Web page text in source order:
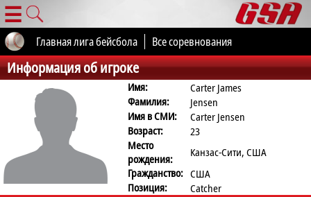
☰
Главная лига бейсбола Все соревнования
Информация об игроке
Имя:
Carter James
Фамилия:
Jensen
Имя в СМИ:
Carter Jensen
Возраст:
23
Место
рождения:
Канзас-Сити, США
Гражданство: США
Позиция:
Catcher